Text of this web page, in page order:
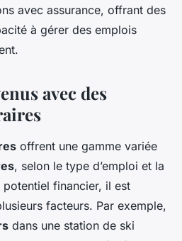
avec assurance, offrant des
à gérer des emplois
avec des
offrent une gamme variée
, selon le type d’emploi et la
financier, il est
facteurs. Par exemple,
dans une station de ski